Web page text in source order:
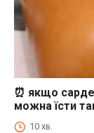
⏰Енциклопедія
⏰ якщо
можна їсти
10 хв.